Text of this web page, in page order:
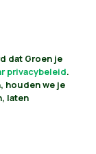
dat Groen je
privacybeleid.
houden we je
laten